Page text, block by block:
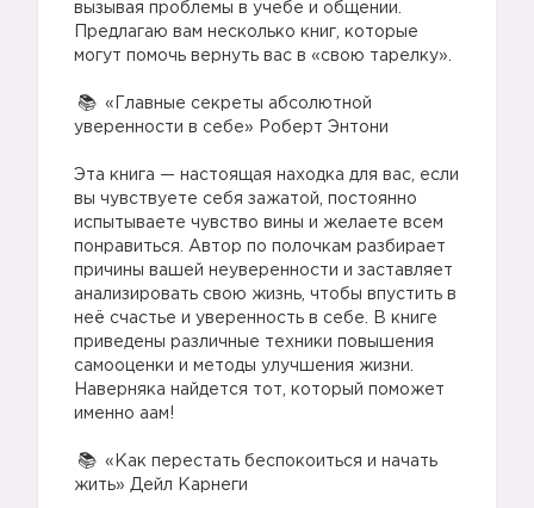
вызывая проблемы в учебе и общении.
Предлагаю вам несколько книг, которые
могут помочь вернуть вас в «свою тарелку».
«Главные секреты абсолютной
уверенности в себе» Роберт Энтони
Эта книга — настоящая находка для вас, если
вы чувствуете себя зажатой, постоянно
испытываете чувство вины и желаете всем
понравиться. Автор по полочкам разбирает
причины вашей неуверенности и заставляет
анализировать свою жизнь, чтобы впустить в
неё счастье и уверенность в себе. В книге
приведены различные техники повышения
самооценки и методы улучшения жизни.
Наверняка найдется тот, который поможет
именно аам!
«Как перестать беспокоиться и начать
жить» Дейл Карнеги